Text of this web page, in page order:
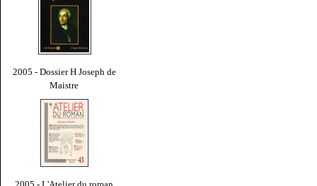
2005 - Dossier H Joseph de
Maistre